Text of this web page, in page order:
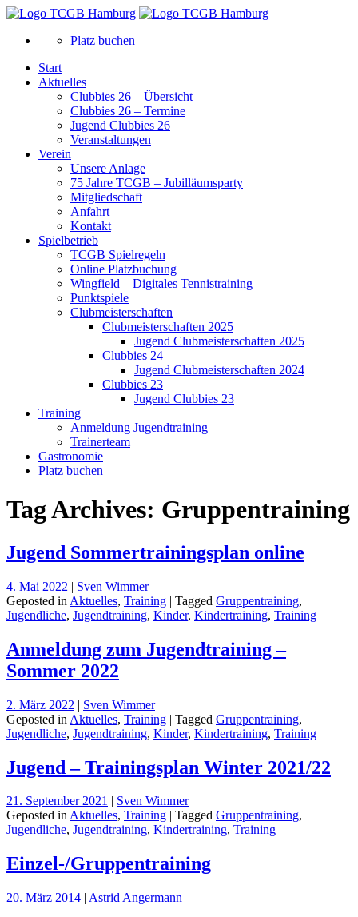
Platz buchen
Start
Aktuelles
Clubbies 26 – Übersicht
Clubbies 26 – Termine
Jugend Clubbies 26
Veranstaltungen
Verein
Unsere Anlage
75 Jahre TCGB – Jubilläumsparty
Mitgliedschaft
Anfahrt
Kontakt
Spielbetrieb
TCGB Spielregeln
Online Platzbuchung
Wingfield – Digitales Tennistraining
Punktspiele
Clubmeisterschaften
Clubmeisterschaften 2025
Jugend Clubmeisterschaften 2025
Clubbies 24
Jugend Clubmeisterschaften 2024
Clubbies 23
Jugend Clubbies 23
Training
Anmeldung Jugendtraining
Trainerteam
Gastronomie
Platz buchen
Tag Archives: Gruppentraining
Jugend Sommertrainingsplan online
4. Mai 2022 | Sven Wimmer
Geposted in Aktuelles, Training | Tagged Gruppentraining,
Jugendliche, Jugendtraining, Kinder, Kindertraining, Training
Anmeldung zum Jugendtraining –
Sommer 2022
2. März 2022 | Sven Wimmer
Geposted in Aktuelles, Training | Tagged Gruppentraining,
Jugendliche, Jugendtraining, Kinder, Kindertraining, Training
Jugend – Trainingsplan Winter 2021/22
21. September 2021 | Sven Wimmer
Geposted inAktuelles, Training | Tagged Gruppentraining,
Jugendliche, Jugendtraining, Kindertraining, Training
Einzel-/Gruppentraining
20. März 2014 | Astrid Angermann